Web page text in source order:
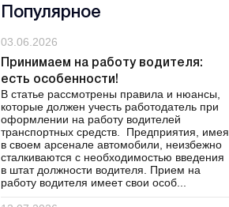
Популярное
03.06.2026
Принимаем на работу водителя:
есть особенности!
В статье рассмотрены правила и нюансы,
которые должен учесть работодатель при
оформлении на работу водителей
транспортных средств. Предприятия, имея
в своем арсенале автомобили, неизбежно
сталкиваются с необходимостью введения
в штат должности водителя. Прием на
работу водителя имеет свои особ...